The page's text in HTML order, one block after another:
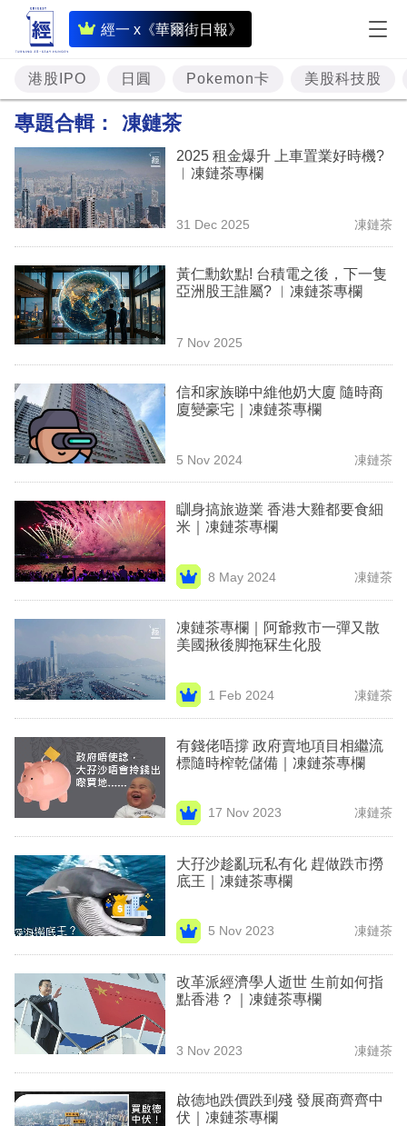
經一 x《華爾街日報》
即
時
財
經
題
投
資
樓
市
理
商
業
科
技
職
場
生
事
欄
訂
閱
區
港股IPO 日圓 Pokemon卡 美股科技股
專題合輯： 凍鏈茶
2025 租金爆升 上車置業好時機?
︳凍鏈茶專欄
31 Dec 2025 凍鏈茶
黃仁勳欽點! 台積電之後，下一隻
亞洲股王誰屬? ︳凍鏈茶專欄
7 Nov 2025
信和家族睇中維他奶大廈 隨時商
廈變豪宅｜凍鏈茶專欄
5 Nov 2024 凍鏈茶
瞓身搞旅遊業 香港大雞都要食細
米｜凍鏈茶專欄
8 May 2024 凍鏈茶
凍鏈茶專欄｜阿爺救市一彈又散
美國揪後脚拖冧生化股
1 Feb 2024 凍鏈茶
有錢佬唔撐 政府賣地項目相繼流
標隨時榨乾儲備｜凍鏈茶專欄
17 Nov 2023 凍鏈茶
大孖沙趁亂玩私有化 趕做跌市撈
底王｜凍鏈茶專欄
5 Nov 2023 凍鏈茶
改革派經濟學人逝世 生前如何指
點香港？｜凍鏈茶專欄
3 Nov 2023 凍鏈茶
啟德地跌價跌到殘 發展商齊齊中
伏｜凍鏈茶專欄